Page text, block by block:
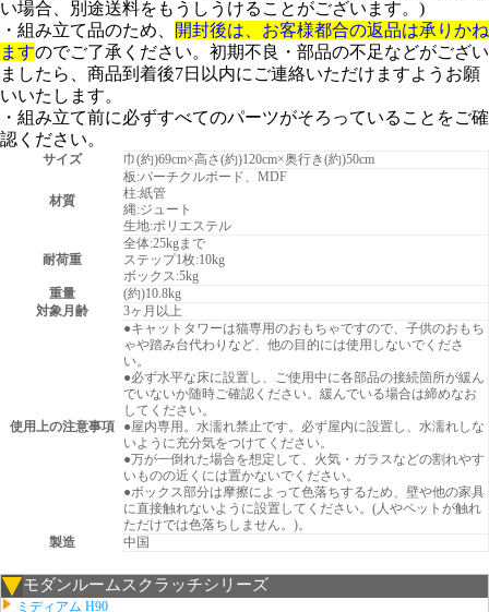
い場合、別途送料をもうしうけることがございます。)
・組み立て品のため、
開封後は、お客様都合の返品は承りかね
ますのでご了承ください。初期不良・部品の不足などがござい
ましたら、商品到着後7日以内にご連絡いただけますようお願
いいたします。
・組み立て前に必ずすべてのパーツがそろっていることをご確
認ください。
サイズ 巾(約)69cm×高さ(約)120cm×奥行き(約)50cm
材質
板:パーチクルボード、MDF
柱:紙管
縄:ジュート
生地:ポリエステル
耐荷重
全体:25kgまで
ステップ1枚:10kg
ボックス:5kg
重量
(約)10.8kg
対象月齢
3ヶ月以上
使用上の注意事項
●キャットタワーは猫専用のおもちゃですので、子供のおもち
ゃや踏み台代わりなど、他の目的には使用しないでくださ
い。
●必ず水平な床に設置し、ご使用中に各部品の接続箇所が緩ん
でいないか随時ご確認ください。緩んでいる場合は締めなお
してください。
●屋内専用。水濡れ禁止です。必ず屋内に設置し、水濡れしな
いように充分気をつけてください。
●万が一倒れた場合を想定して、火気・ガラスなどの割れやす
いものの近くには置かないでください。
●ボックス部分は摩擦によって色落ちするため、壁や他の家具
に直接触れないように設置してください。(人やペットが触れ
ただけでは色落ちしません。)。
製造
中国
モダンルームスクラッチシリーズ
ミディアム H90